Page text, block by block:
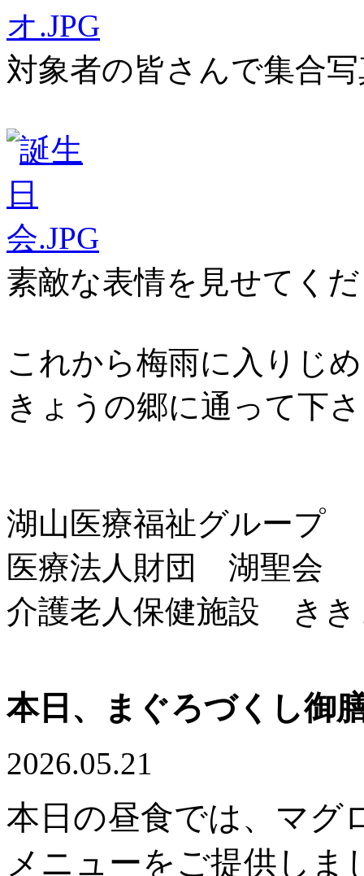
対象者の皆さんで集合
素敵な表情を見せてく
これから梅雨に入りじ
きょうの郷に通って下
湖山医療福祉グループ
医療法人財団 湖聖会
介護老人保健施設 きき
本日、まぐろづくし御
2026.05.21
本日の昼食では、マグ
メニューをご提供しま